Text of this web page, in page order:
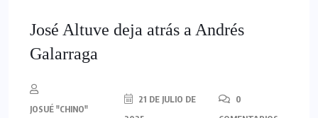
José Altuve deja atrás a Andrés
Galarraga
JOSUÉ "CHINO"
21 DE JULIO DE
0